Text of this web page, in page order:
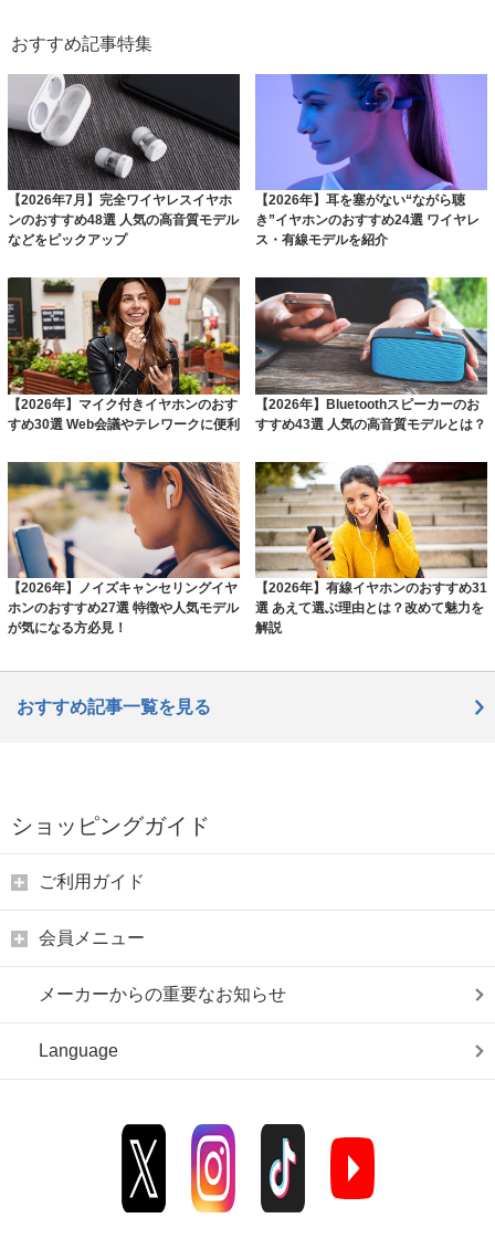
おすすめ記事特集
【2026年7月】完全ワイヤレスイヤホ
ンのおすすめ48選 人気の高音質モデル
などをピックアップ
【2026年】耳を塞がない“ながら聴
き”イヤホンのおすすめ24選 ワイヤレ
ス・有線モデルを紹介
【2026年】マイク付きイヤホンのおす
すめ30選 Web会議やテレワークに便利
【2026年】Bluetoothスピーカーのお
すすめ43選 人気の高音質モデルとは？
【2026年】ノイズキャンセリングイヤ
ホンのおすすめ27選 特徴や人気モデル
が気になる方必見！
【2026年】有線イヤホンのおすすめ31
選 あえて選ぶ理由とは？改めて魅力を
解説
おすすめ記事一覧を見る
ショッピングガイド
ご利用ガイド
会員メニュー
メーカーからの重要なお知らせ
Language